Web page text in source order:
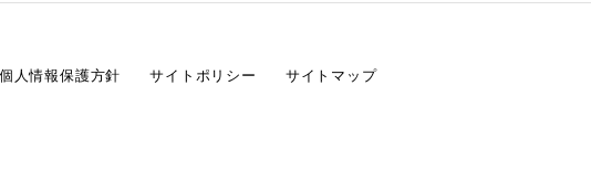
個人情報保護方針 サイトポリシー サイトマップ